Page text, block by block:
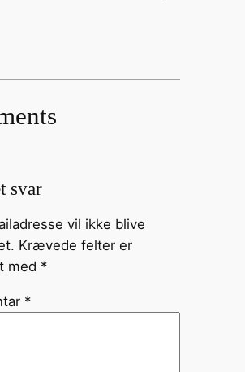
svar
vil ikke blive
Krævede felter er
med *
*